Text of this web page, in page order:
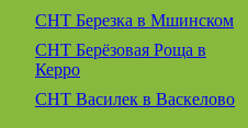
СНТ Березка в Мшинском
СНТ Берёзовая Роща в
Керро
СНТ Василек в Васкелово